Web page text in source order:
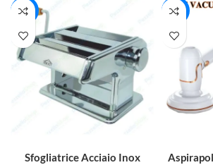
-48%
Sfogliatrice Acciaio Inox
-26%